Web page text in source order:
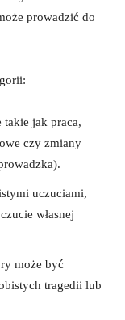
prowadzić do
takie jak praca,
czy zmiany
uczuciami,
własnej
może być
tragedii lub